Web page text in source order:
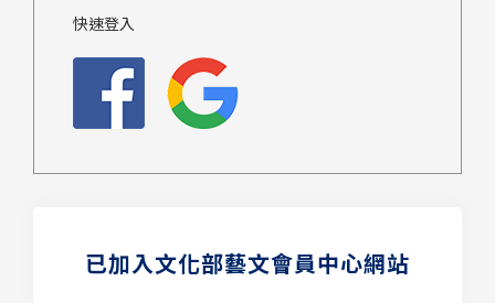
快速登入
已加入文化部藝文會員中心網站